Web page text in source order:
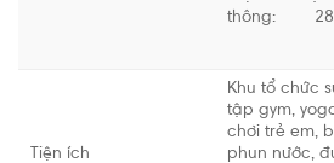
tập gym,
chơi trẻ em,
phun nước,
chuyên đề,